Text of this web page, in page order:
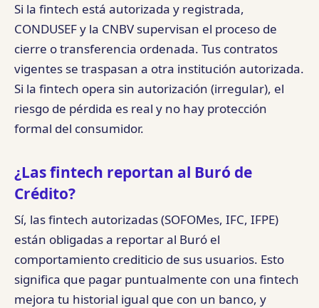
Si la fintech está autorizada y registrada,
CONDUSEF y la CNBV supervisan el proceso de
cierre o transferencia ordenada. Tus contratos
vigentes se traspasan a otra institución autorizada.
Si la fintech opera sin autorización (irregular), el
riesgo de pérdida es real y no hay protección
formal del consumidor.
¿Las fintech reportan al Buró de
Crédito?
Sí, las fintech autorizadas (SOFOMes, IFC, IFPE)
están obligadas a reportar al Buró el
comportamiento crediticio de sus usuarios. Esto
significa que pagar puntualmente con una fintech
mejora tu historial igual que con un banco, y